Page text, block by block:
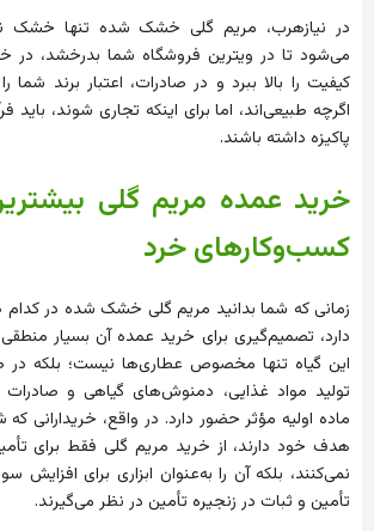
در نیازهرب، مریم گلی خشک شده تنها خشک
می‌شود تا در ویترین فروشگاه شما بدرخشد، در
کیفیت را بالا ببرد و در صادرات، اعتبار برند شما
اگرچه طبیعی‌اند، اما برای اینکه تجاری شوند،
پاکیزه داشته باشند.
خرید عمده مریم گلی
کسب‌و‌کارهای خرد
زمانی که شما بدانید مریم گلی خشک شده در کدام
دارد، تصمیم‌گیری برای خرید عمده آن بسیار
این گیاه تنها مخصوص عطاری‌ها نیست؛ بلکه در
تولید مواد غذایی، دمنوش‌های گیاهی و صادرات
ماده اولیه مؤثر حضور دارد. در واقع، خریدارانی که
هدف خود دارند، از خرید مریم گلی فقط برای
نمی‌کنند، بلکه آن را به‌عنوان ابزاری برای
تأمین و ثبات در زنجیره تأمین در نظر می‌گیرند.